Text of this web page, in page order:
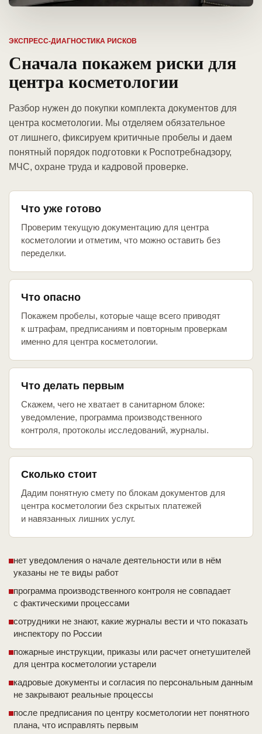
ЭКСПРЕСС-ДИАГНОСТИКА РИСКОВ
Сначала покажем риски для
центра косметологии
Разбор нужен до покупки комплекта документов для
центра косметологии. Мы отделяем обязательное
от лишнего, фиксируем критичные пробелы и даем
понятный порядок подготовки к Роспотребнадзору,
МЧС, охране труда и кадровой проверке.
Что уже готово
Проверим текущую документацию для центра
косметологии и отметим, что можно оставить без
переделки.
Что опасно
Покажем пробелы, которые чаще всего приводят
к штрафам, предписаниям и повторным проверкам
именно для центра косметологии.
Что делать первым
Скажем, чего не хватает в санитарном блоке:
уведомление, программа производственного
контроля, протоколы исследований, журналы.
Сколько стоит
Дадим понятную смету по блокам документов для
центра косметологии без скрытых платежей
и навязанных лишних услуг.
нет уведомления о начале деятельности или в нём
указаны не те виды работ
программа производственного контроля не совпадает
с фактическими процессами
сотрудники не знают, какие журналы вести и что показать
инспектору по России
пожарные инструкции, приказы или расчет огнетушителей
для центра косметологии устарели
кадровые документы и согласия по персональным данным
не закрывают реальные процессы
после предписания по центру косметологии нет понятного
плана, что исправлять первым